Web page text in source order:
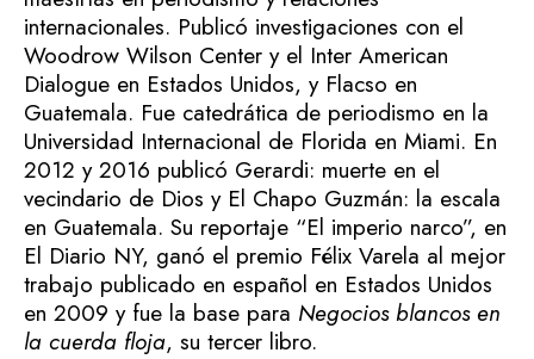
internacionales. Publicó investigaciones con el
Woodrow Wilson Center y el Inter American
Dialogue en Estados Unidos, y Flacso en
Guatemala. Fue catedrática de periodismo en la
Universidad Internacional de Florida en Miami. En
2012 y 2016 publicó Gerardi: muerte en el
vecindario de Dios y El Chapo Guzmán: la escala
en Guatemala. Su reportaje “El imperio narco”, en
El Diario NY, ganó el premio Félix Varela al mejor
trabajo publicado en español en Estados Unidos
en 2009 y fue la base para Negocios blancos en
la cuerda floja, su tercer libro.